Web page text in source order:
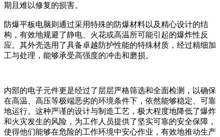
期且难以修复的损害。
防爆平板电脑则通过采用特殊的防爆材料以及精心设计的结
构，有效地规避了静电、火花或高温所可能引起的爆炸性反
应。其外壳选用了具备卓越防护性能的特殊材质，经过精细加
工与处理，能够承受高强度的冲击和磨损。
内部的电子元件更是经过了层层严格筛选和全面检测，以确保
在高温、高压等极端恶劣的环境条件下，依然能够稳定、可靠
地运行。这种严谨的设计与制造工艺，极大程度地降低了爆炸
和火灾发生的风险，为工作人员提供了坚实可靠的安全保障，
使得他们能够在危险的工作环境中安心作业，有效地推动生产